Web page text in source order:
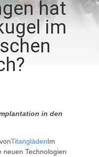
hat
im
in den
TitanglädenIm
neuen Technologien